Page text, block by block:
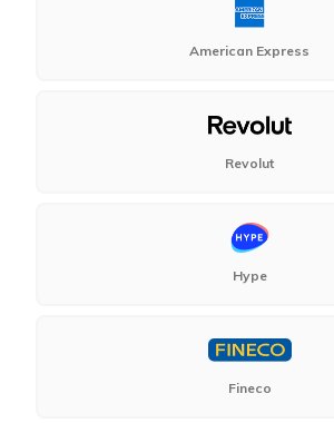
American Express
Revolut
Hype
Fineco